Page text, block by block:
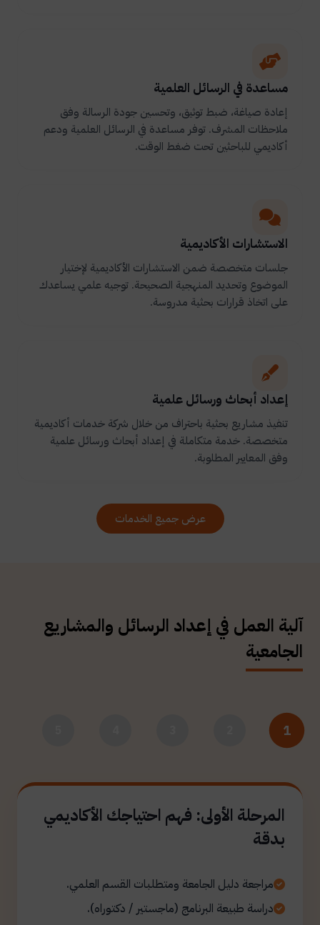
مساعدة في الرسائل العلمية
إعادة صياغة، ضبط توثيق، وتحسين جودة الرسالة وفق
ملاحظات المشرف. توفر مساعدة في الرسائل العلمية ودعم
أكاديمي للباحثين تحت ضغط الوقت.
الاستشارات الأكاديمية
جلسات متخصصة ضمن الاستشارات الأكاديمية لإختيار
الموضوع وتحديد المنهجية الصحيحة. توجيه علمي يساعدك
على اتخاذ قرارات بحثية مدروسة.
إعداد أبحاث ورسائل علمية
تنفيذ مشاريع بحثية باحتراف من خلال شركة خدمات أكاديمية
متخصصة. خدمة متكاملة في إعداد أبحاث ورسائل علمية
وفق المعايير المطلوبة.
عرض جميع الخدمات
آلية العمل في إعداد الرسائل والمشاريع
الجامعية
1
المرحلة الأولى: فهم احتياجك الأكاديمي
بدقة
مراجعة دليل الجامعة ومتطلبات القسم العلمي.
دراسة طبيعة البرنامج (ماجستير / دكتوراه).